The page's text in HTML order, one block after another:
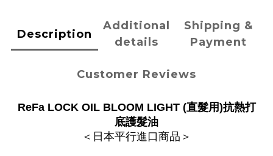
Description
Additional
details
Shipping &
Payment
Customer Reviews
ReFa LOCK OIL BLOOM LIGHT (直髮用)抗熱打
底護髮油
＜日本平行進口商品＞